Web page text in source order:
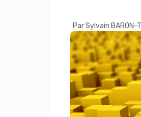
Par Sylvain BARON-